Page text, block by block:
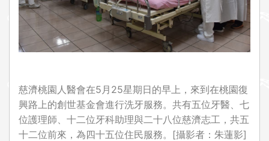
慈濟桃園人醫會在5月25星期日的早上，來到在桃園復
興路上的創世基金會進行洗牙服務。共有五位牙醫、七
位護理師、十二位牙科助理與二十八位慈濟志工，共五
十二位前來，為四十五位住民服務。[攝影者：朱蓮影]